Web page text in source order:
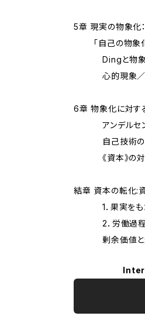
5章 現実の物象化
「自己の物象化
Dingと物象化：
心的現象／幻
6章 物象化に対す
アンデルセン
自己技術の
《資本》の対象
結章 資本の転化:
1．果実をもた
2．労働過程に
剰余価値と